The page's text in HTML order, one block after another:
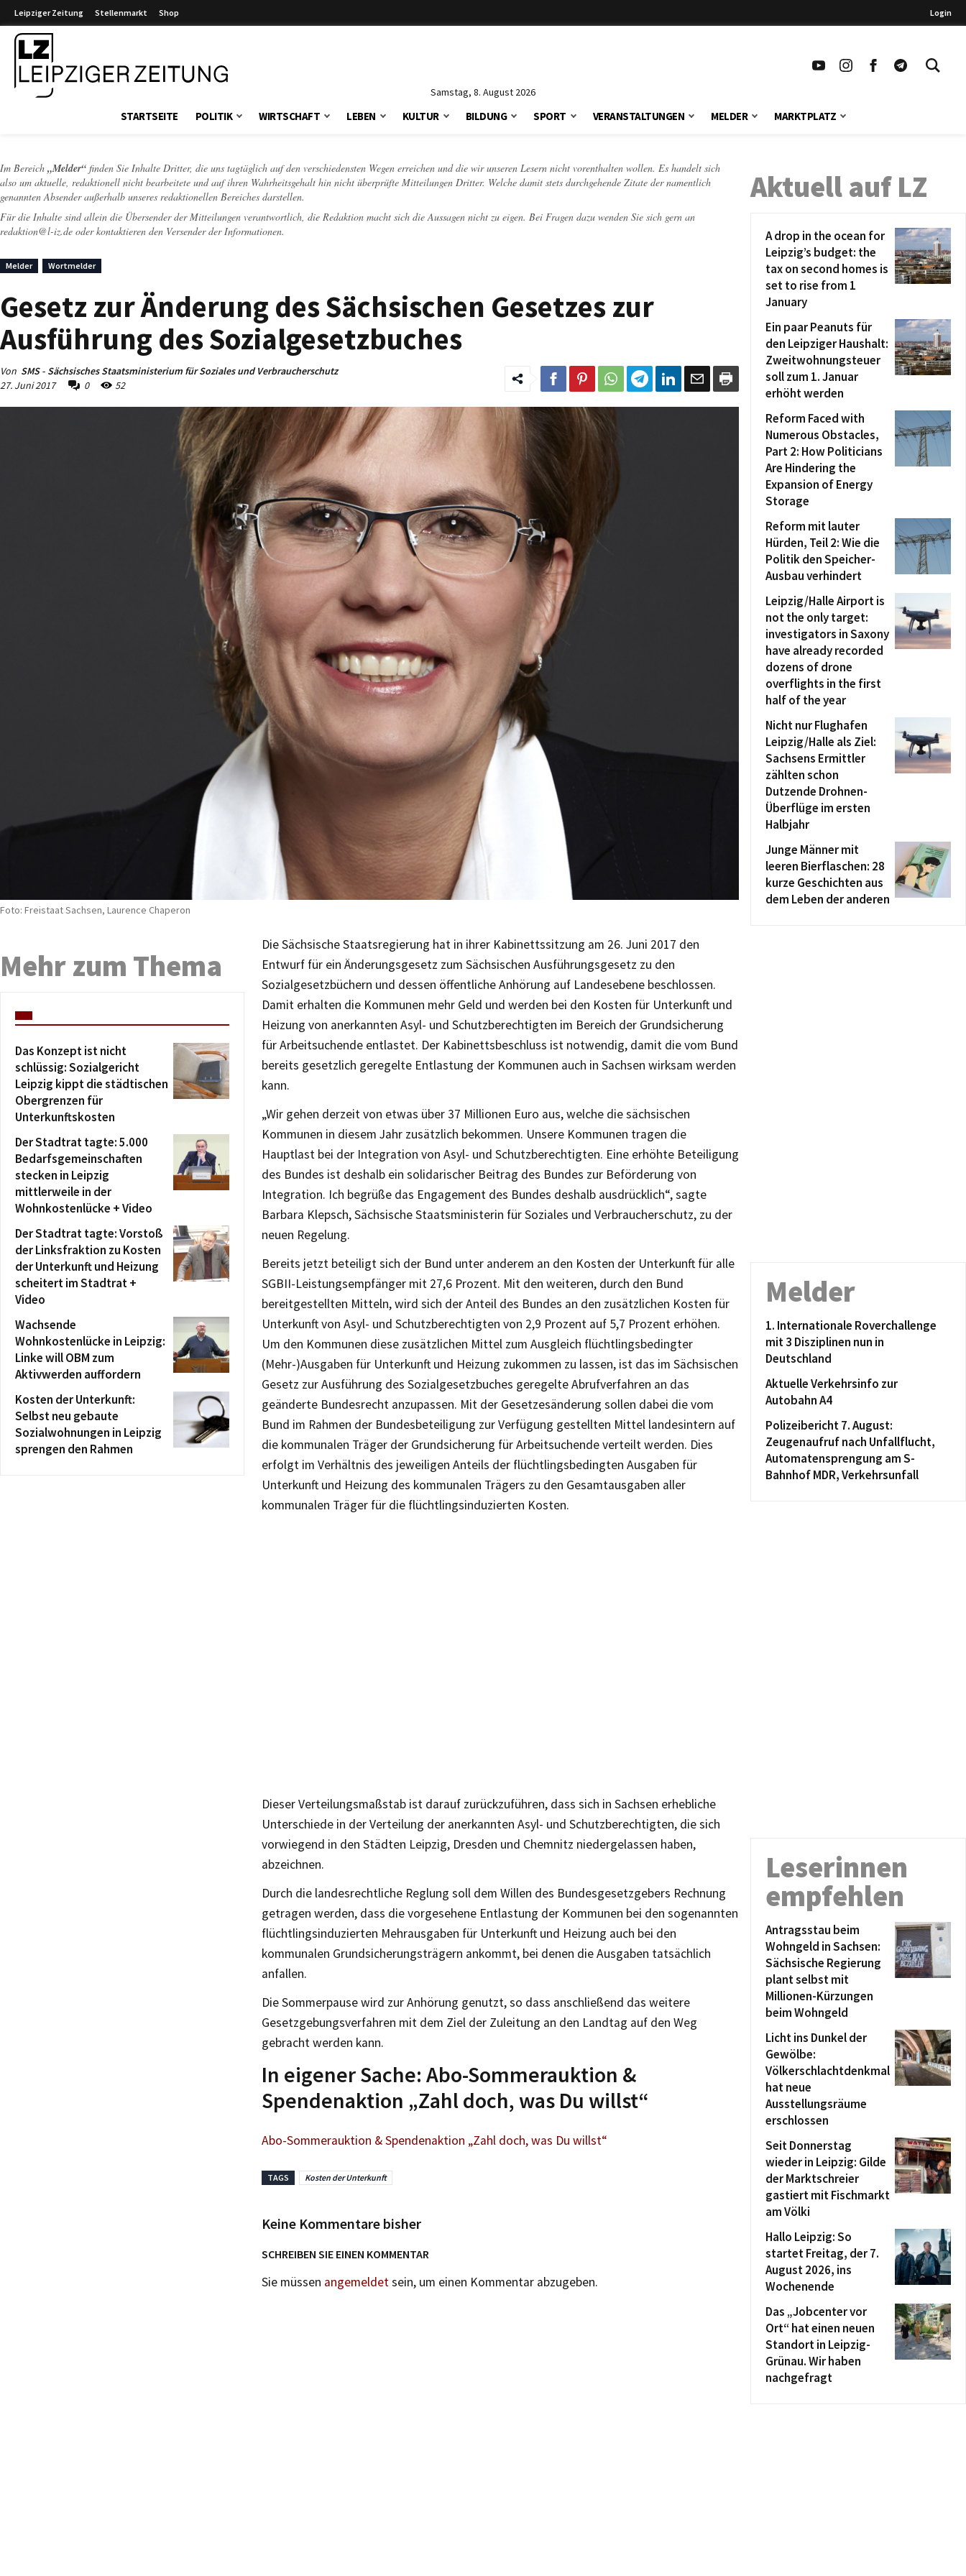
Leipziger Zeitung Stellenmarkt Shop Login
Samstag, 8. August 2026
STARTSEITE POLITIK WIRTSCHAFT LEBEN KULTUR BILDUNG SPORT VERANSTALTUNGEN MELDER MARKTPLATZ
Im Bereich „Melder“ finden Sie Inhalte Dritter, die uns tagtäglich auf den verschiedensten Wegen erreichen und die wir unseren Lesern nicht vorenthalten wollen. Es handelt sich
also um aktuelle, redaktionell nicht bearbeitete und auf ihren Wahrheitsgehalt hin nicht überprüfte Mitteilungen Dritter. Welche damit stets durchgehende Zitate der namentlich
genannten Absender außerhalb unseres redaktionellen Bereiches darstellen.
Für die Inhalte sind allein die Übersender der Mitteilungen verantwortlich, die Redaktion macht sich die Aussagen nicht zu eigen. Bei Fragen dazu wenden Sie sich gern an
redaktion@l-iz.de oder kontaktieren den Versender der Informationen.
Melder Wortmelder
Gesetz zur Änderung des Sächsischen Gesetzes zur
Ausführung des Sozialgesetzbuches
Von SMS - Sächsisches Staatsministerium für Soziales und Verbraucherschutz
27. Juni 2017
0 52
Foto: Freistaat Sachsen, Laurence Chaperon
Die Sächsische Staatsregierung hat in ihrer Kabinettssitzung am 26. Juni 2017 den
Entwurf für ein Änderungsgesetz zum Sächsischen Ausführungsgesetz zu den
Sozialgesetzbüchern und dessen öffentliche Anhörung auf Landesebene beschlossen.
Damit erhalten die Kommunen mehr Geld und werden bei den Kosten für Unterkunft und
Heizung von anerkannten Asyl- und Schutzberechtigten im Bereich der Grundsicherung
für Arbeitsuchende entlastet. Der Kabinettsbeschluss ist notwendig, damit die vom Bund
bereits gesetzlich geregelte Entlastung der Kommunen auch in Sachsen wirksam werden
kann.
„Wir gehen derzeit von etwas über 37 Millionen Euro aus, welche die sächsischen
Kommunen in diesem Jahr zusätzlich bekommen. Unsere Kommunen tragen die
Hauptlast bei der Integration von Asyl- und Schutzberechtigten. Eine erhöhte Beteiligung
des Bundes ist deshalb ein solidarischer Beitrag des Bundes zur Beförderung von
Integration. Ich begrüße das Engagement des Bundes deshalb ausdrücklich“, sagte
Barbara Klepsch, Sächsische Staatsministerin für Soziales und Verbraucherschutz, zu der
neuen Regelung.
Bereits jetzt beteiligt sich der Bund unter anderem an den Kosten der Unterkunft für alle
SGBII-Leistungsempfänger mit 27,6 Prozent. Mit den weiteren, durch den Bund
bereitgestellten Mitteln, wird sich der Anteil des Bundes an den zusätzlichen Kosten für
Unterkunft von Asyl- und Schutzberechtigten von 2,9 Prozent auf 5,7 Prozent erhöhen.
Um den Kommunen diese zusätzlichen Mittel zum Ausgleich flüchtlingsbedingter
(Mehr-)Ausgaben für Unterkunft und Heizung zukommen zu lassen, ist das im Sächsischen
Gesetz zur Ausführung des Sozialgesetzbuches geregelte Abrufverfahren an das
geänderte Bundesrecht anzupassen. Mit der Gesetzesänderung sollen dabei die vom
Bund im Rahmen der Bundesbeteiligung zur Verfügung gestellten Mittel landesintern auf
die kommunalen Träger der Grundsicherung für Arbeitsuchende verteilt werden. Dies
erfolgt im Verhältnis des jeweiligen Anteils der flüchtlingsbedingten Ausgaben für
Unterkunft und Heizung des kommunalen Trägers zu den Gesamtausgaben aller
kommunalen Träger für die flüchtlingsinduzierten Kosten.
Dieser Verteilungsmaßstab ist darauf zurückzuführen, dass sich in Sachsen erhebliche
Unterschiede in der Verteilung der anerkannten Asyl- und Schutzberechtigten, die sich
vorwiegend in den Städten Leipzig, Dresden und Chemnitz niedergelassen haben,
abzeichnen.
Durch die landesrechtliche Reglung soll dem Willen des Bundesgesetzgebers Rechnung
getragen werden, dass die vorgesehene Entlastung der Kommunen bei den sogenannten
flüchtlingsinduzierten Mehrausgaben für Unterkunft und Heizung auch bei den
kommunalen Grundsicherungsträgern ankommt, bei denen die Ausgaben tatsächlich
anfallen.
Die Sommerpause wird zur Anhörung genutzt, so dass anschließend das weitere
Gesetzgebungsverfahren mit dem Ziel der Zuleitung an den Landtag auf den Weg
gebracht werden kann.
In eigener Sache: Abo-Sommerauktion &
Spendenaktion „Zahl doch, was Du willst“
Abo-Sommerauktion & Spendenaktion „Zahl doch, was Du willst“
TAGS Kosten der Unterkunft
Keine Kommentare bisher
SCHREIBEN SIE EINEN KOMMENTAR
Sie müssen angemeldetsein, um einen Kommentar abzugeben.
Mehr zum Thema
Das Konzept ist nicht
schlüssig: Sozialgericht
Leipzig kippt die städtischen
Obergrenzen für
Unterkunftskosten
Der Stadtrat tagte: 5.000
Bedarfsgemeinschaften
stecken in Leipzig
mittlerweile in der
Wohnkostenlücke + Video
Der Stadtrat tagte: Vorstoß
der Linksfraktion zu Kosten
der Unterkunft und Heizung
scheitert im Stadtrat +
Video
Wachsende
Wohnkostenlücke in Leipzig:
Linke will OBM zum
Aktivwerden auffordern
Kosten der Unterkunft:
Selbst neu gebaute
Sozialwohnungen in Leipzig
sprengen den Rahmen
Aktuell auf LZ
A drop in the ocean for
Leipzig’s budget: the
tax on second homes is
set to rise from 1
January
Ein paar Peanuts für
den Leipziger Haushalt:
Zweitwohnungsteuer
soll zum 1. Januar
erhöht werden
Reform Faced with
Numerous Obstacles,
Part 2: How Politicians
Are Hindering the
Expansion of Energy
Storage
Reform mit lauter
Hürden, Teil 2: Wie die
Politik den Speicher-
Ausbau verhindert
Leipzig/Halle Airport is
not the only target:
investigators in Saxony
have already recorded
dozens of drone
overflights in the first
half of the year
Nicht nur Flughafen
Leipzig/Halle als Ziel:
Sachsens Ermittler
zählten schon
Dutzende Drohnen-
Überflüge im ersten
Halbjahr
Junge Männer mit
leeren Bierflaschen: 28
kurze Geschichten aus
dem Leben der anderen
Melder
1. Internationale Roverchallenge
mit 3 Disziplinen nun in
Deutschland
Aktuelle Verkehrsinfo zur
Autobahn A4
Polizeibericht 7. August:
Zeugenaufruf nach Unfallflucht,
Automatensprengung am S-
Bahnhof MDR, Verkehrsunfall
Leserinnen
empfehlen
Antragsstau beim
Wohngeld in Sachsen:
Sächsische Regierung
plant selbst mit
Millionen-Kürzungen
beim Wohngeld
Licht ins Dunkel der
Gewölbe:
Völkerschlachtdenkmal
hat neue
Ausstellungsräume
erschlossen
Seit Donnerstag
wieder in Leipzig: Gilde
der Marktschreier
gastiert mit Fischmarkt
am Völki
Hallo Leipzig: So
startet Freitag, der 7.
August 2026, ins
Wochenende
Das „Jobcenter vor
Ort“ hat einen neuen
Standort in Leipzig-
Grünau. Wir haben
nachgefragt